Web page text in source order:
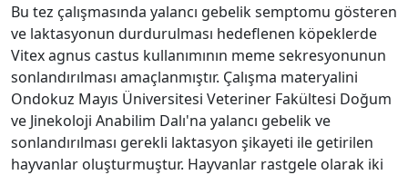
Bu tez çalışmasında yalancı gebelik semptomu gösteren
ve laktasyonun durdurulması hedeflenen köpeklerde
Vitex agnus castus kullanımının meme sekresyonunun
sonlandırılması amaçlanmıştır. Çalışma materyalini
Ondokuz Mayıs Üniversitesi Veteriner Fakültesi Doğum
ve Jinekoloji Anabilim Dalı'na yalancı gebelik ve
sonlandırılması gerekli laktasyon şikayeti ile getirilen
hayvanlar oluşturmuştur. Hayvanlar rastgele olarak iki